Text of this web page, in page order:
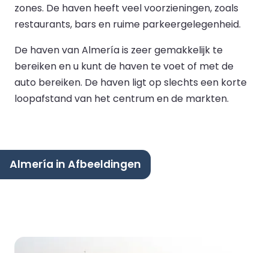
zones. De haven heeft veel voorzieningen, zoals
restaurants, bars en ruime parkeergelegenheid.
De haven van Almería is zeer gemakkelijk te
bereiken en u kunt de haven te voet of met de
auto bereiken. De haven ligt op slechts een korte
loopafstand van het centrum en de markten.
Almería in Afbeeldingen